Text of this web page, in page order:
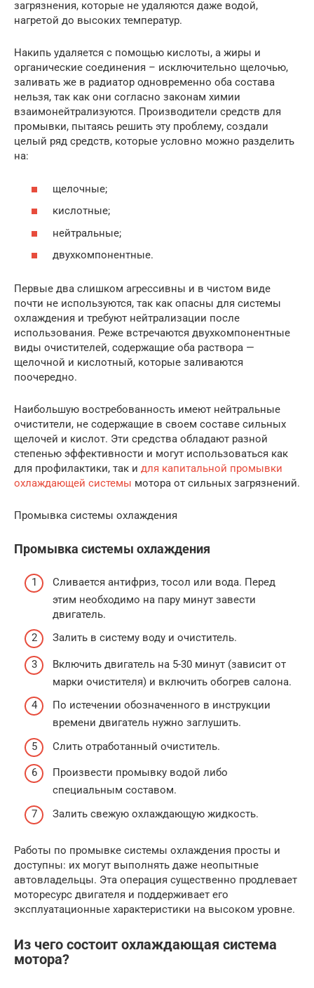
загрязнения, которые не удаляются даже водой,
нагретой до высоких температур.
Накипь удаляется с помощью кислоты, а жиры и
органические соединения – исключительно щелочью,
заливать же в радиатор одновременно оба состава
нельзя, так как они согласно законам химии
взаимонейтрализуются. Производители средств для
промывки, пытаясь решить эту проблему, создали
целый ряд средств, которые условно можно разделить
на:
щелочные;
кислотные;
нейтральные;
двухкомпонентные.
Первые два слишком агрессивны и в чистом виде
почти не используются, так как опасны для системы
охлаждения и требуют нейтрализации после
использования. Реже встречаются двухкомпонентные
виды очистителей, содержащие оба раствора —
щелочной и кислотный, которые заливаются
поочередно.
Наибольшую востребованность имеют нейтральные
очистители, не содержащие в своем составе сильных
щелочей и кислот. Эти средства обладают разной
степенью эффективности и могут использоваться как
для профилактики, так и для капитальной промывки
охлаждающей системы мотора от сильных загрязнений.
Промывка системы охлаждения
Промывка системы охлаждения
Сливается антифриз, тосол или вода. Перед
этим необходимо на пару минут завести
двигатель.
Залить в систему воду и очиститель.
Включить двигатель на 5-30 минут (зависит от
марки очистителя) и включить обогрев салона.
По истечении обозначенного в инструкции
времени двигатель нужно заглушить.
Слить отработанный очиститель.
Произвести промывку водой либо
специальным составом.
Залить свежую охлаждающую жидкость.
Работы по промывке системы охлаждения просты и
доступны: их могут выполнять даже неопытные
автовладельцы. Эта операция существенно продлевает
моторесурс двигателя и поддерживает его
эксплуатационные характеристики на высоком уровне.
Из чего состоит охлаждающая система
мотора?